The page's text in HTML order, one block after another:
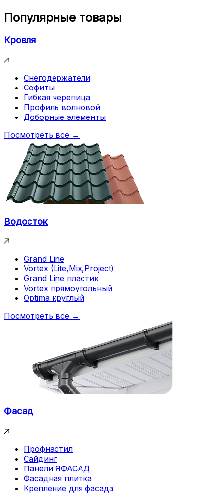
Популярные товары
Кровля
Снегодержатели
Софиты
Гибкая черепица
Профиль волновой
Доборные элементы
Посмотреть все →
Водосток
Grand Line
Vortex (Lite,Mix,Project)
Grand Line пластик
Vortex прямоугольный
Optima круглый
Посмотреть все →
Фасад
Профнастил
Сайдинг
Панели ЯФАСАД
Фасадная плитка
Крепление для фасада